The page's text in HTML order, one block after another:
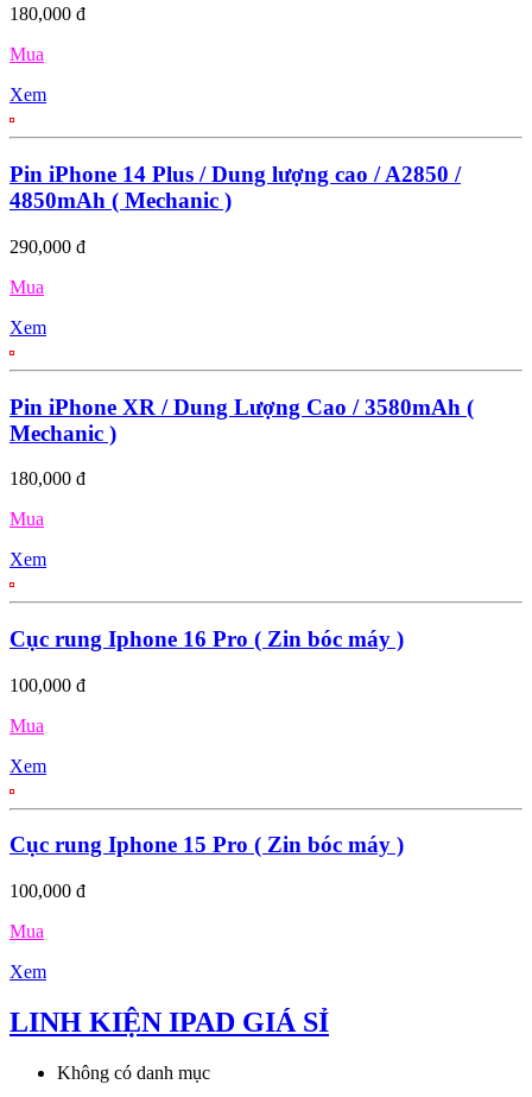
180,000 đ
Mua
Xem
Pin iPhone 14 Plus / Dung lượng cao / A2850 /
4850mAh ( Mechanic )
290,000 đ
Mua
Xem
Pin iPhone XR / Dung Lượng Cao / 3580mAh (
Mechanic )
180,000 đ
Mua
Xem
Cục rung Iphone 16 Pro ( Zin bóc máy )
100,000 đ
Mua
Xem
Cục rung Iphone 15 Pro ( Zin bóc máy )
100,000 đ
Mua
Xem
LINH KIỆN IPAD GIÁ SỈ
Không có danh mục